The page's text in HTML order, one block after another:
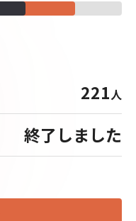
221人
終了しました